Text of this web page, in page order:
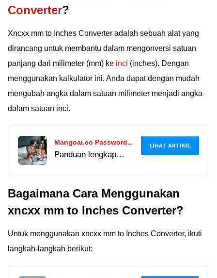
Converter?
Xncxx mm to Inches Converter adalah sebuah alat yang
dirancang untuk membantu dalam mengonversi satuan
panjang dari milimeter (mm) ke inci (inches). Dengan
menggunakan kalkulator ini, Anda dapat dengan mudah
mengubah angka dalam satuan milimeter menjadi angka
dalam satuan inci.
Mangoai.co Password
Wifi: Panduan Lengkap
Panduan lengkap
Mangoai.co untuk
akses jaringan wifi di
berbagai lokasi.
Temukan cara
mudah di sini.
LIHAT ARTIKEL
Bagaimana Cara Menggunakan
xncxx mm to Inches Converter?
Untuk menggunakan xncxx mm to Inches Converter, ikuti
langkah-langkah berikut: